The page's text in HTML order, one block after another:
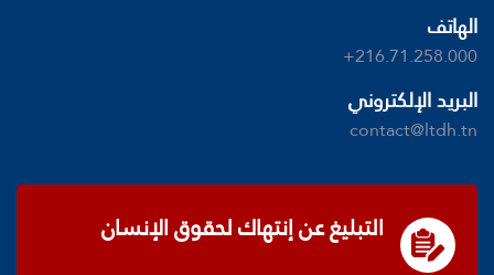
الهاتف
+216.71.258.000
البريد الإلكتروني
contact@ltdh.tn
التبليغ عن إنتهاك لحقوق الإنسان